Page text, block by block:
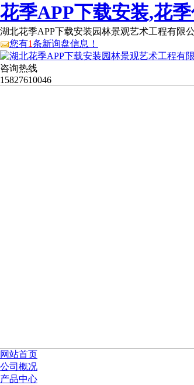
花季APP下载安装,花
湖北花季APP下载安装园林景观艺术工程有限
您有1条新询盘信息！
咨询热线
15827610046
网站首页
公司概况
产品中心